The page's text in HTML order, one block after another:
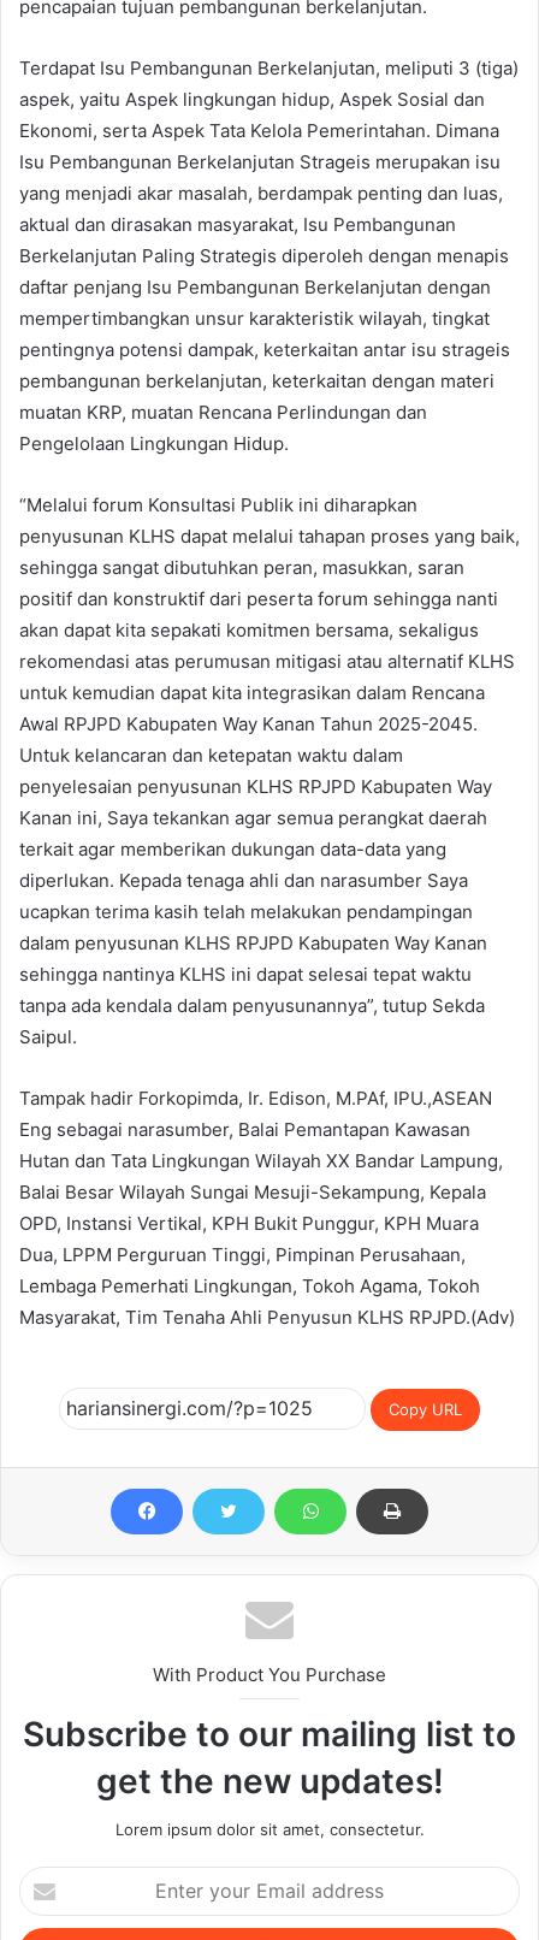
pencapaian tujuan pembangunan berkelanjutan.
Terdapat Isu Pembangunan Berkelanjutan, meliputi 3 (tiga)
aspek, yaitu Aspek lingkungan hidup, Aspek Sosial dan
Ekonomi, serta Aspek Tata Kelola Pemerintahan. Dimana
Isu Pembangunan Berkelanjutan Strageis merupakan isu
yang menjadi akar masalah, berdampak penting dan luas,
aktual dan dirasakan masyarakat, Isu Pembangunan
Berkelanjutan Paling Strategis diperoleh dengan menapis
daftar penjang Isu Pembangunan Berkelanjutan dengan
mempertimbangkan unsur karakteristik wilayah, tingkat
pentingnya potensi dampak, keterkaitan antar isu strageis
pembangunan berkelanjutan, keterkaitan dengan materi
muatan KRP, muatan Rencana Perlindungan dan
Pengelolaan Lingkungan Hidup.
“Melalui forum Konsultasi Publik ini diharapkan
penyusunan KLHS dapat melalui tahapan proses yang baik,
sehingga sangat dibutuhkan peran, masukkan, saran
positif dan konstruktif dari peserta forum sehingga nanti
akan dapat kita sepakati komitmen bersama, sekaligus
rekomendasi atas perumusan mitigasi atau alternatif KLHS
untuk kemudian dapat kita integrasikan dalam Rencana
Awal RPJPD Kabupaten Way Kanan Tahun 2025-2045.
Untuk kelancaran dan ketepatan waktu dalam
penyelesaian penyusunan KLHS RPJPD Kabupaten Way
Kanan ini, Saya tekankan agar semua perangkat daerah
terkait agar memberikan dukungan data-data yang
diperlukan. Kepada tenaga ahli dan narasumber Saya
ucapkan terima kasih telah melakukan pendampingan
dalam penyusunan KLHS RPJPD Kabupaten Way Kanan
sehingga nantinya KLHS ini dapat selesai tepat waktu
tanpa ada kendala dalam penyusunannya”, tutup Sekda
Saipul.
Tampak hadir Forkopimda, Ir. Edison, M.PAf, IPU.,ASEAN
Eng sebagai narasumber, Balai Pemantapan Kawasan
Hutan dan Tata Lingkungan Wilayah XX Bandar Lampung,
Balai Besar Wilayah Sungai Mesuji-Sekampung, Kepala
OPD, Instansi Vertikal, KPH Bukit Punggur, KPH Muara
Dua, LPPM Perguruan Tinggi, Pimpinan Perusahaan,
Lembaga Pemerhati Lingkungan, Tokoh Agama, Tokoh
Masyarakat, Tim Tenaha Ahli Penyusun KLHS RPJPD.(Adv)
Copy URL
With Product You Purchase
Subscribe to our mailing list to
get the new updates!
Lorem ipsum dolor sit amet, consectetur.
Enter
your
Email